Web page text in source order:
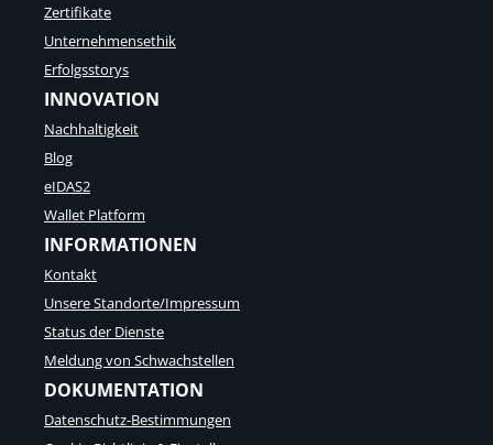
Zertifikate
Unternehmensethik
Erfolgsstorys
INNOVATION
Nachhaltigkeit
Blog
eIDAS2
Wallet Platform
INFORMATIONEN
Kontakt
Unsere Standorte/Impressum
Status der Dienste
Meldung von Schwachstellen
DOKUMENTATION
Datenschutz-Bestimmungen